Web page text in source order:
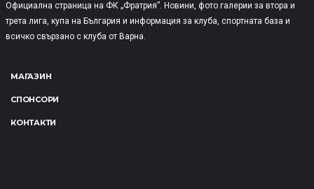
Официална страница на ФК „Фратрия”. Новини, фото галерии за втора и
трета лига, купа на България и информация за клуба, спортната база и
всичко свързано с клуба от Варна.
МАГАЗИН
СПОНСОРИ
КОНТАКТИ